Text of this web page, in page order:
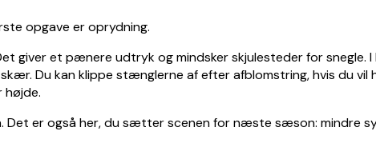
opgave er oprydning.
et pænere udtryk og mindsker skjulesteder for snegle. I
Du kan klippe stænglerne af efter afblomstring, hvis du
er også her, du sætter scenen for næste sæson: mindre